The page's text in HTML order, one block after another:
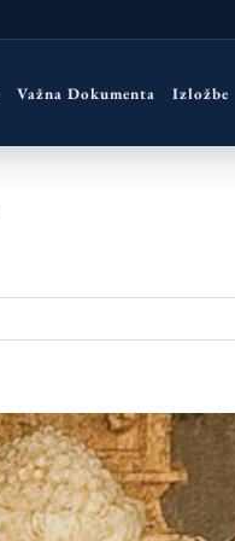
Važna Dokumenta Izložbe